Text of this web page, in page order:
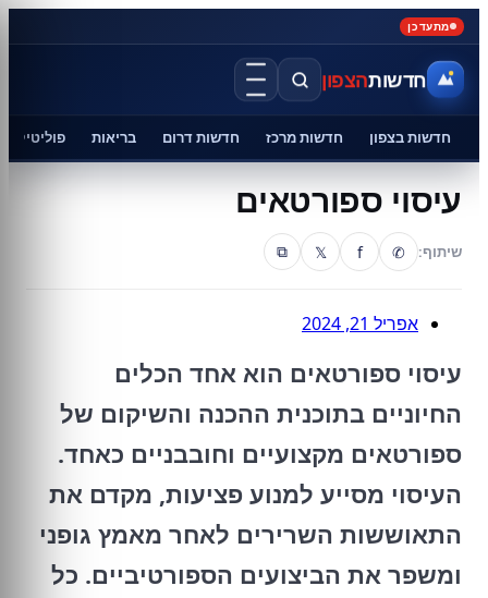
מתעדכן
חדשותהצפון
חדשות בצפון חדשות מרכז חדשות דרום בריאות פוליטיקה
עיסוי ספורטאים
שיתוף: ✆
f
𝕏
⧉
אפריל 21, 2024
עיסוי ספורטאים הוא אחד הכלים
החיוניים בתוכנית ההכנה והשיקום של
ספורטאים מקצועיים וחובבניים כאחד.
העיסוי מסייע למנוע פציעות, מקדם את
התאוששות השרירים לאחר מאמץ גופני
ומשפר את הביצועים הספורטיביים. כל